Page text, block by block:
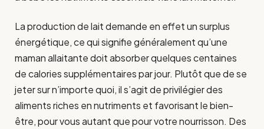
La production de lait demande en effet un surplus
énergétique, ce qui signifie généralement qu’une
maman allaitante doit absorber quelques centaines
de calories supplémentaires par jour. Plutôt que de se
jeter sur n’importe quoi, il s’agit de privilégier des
aliments riches en nutriments et favorisant le bien-
être, pour vous autant que pour votre nourrisson. Des